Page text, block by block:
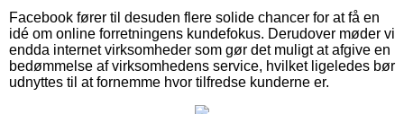
Facebook fører til desuden flere solide chancer for at få en
idé om online forretningens kundefokus. Derudover møder vi
endda internet virksomheder som gør det muligt at afgive en
bedømmelse af virksomhedens service, hvilket ligeledes bør
udnyttes til at fornemme hvor tilfredse kunderne er.